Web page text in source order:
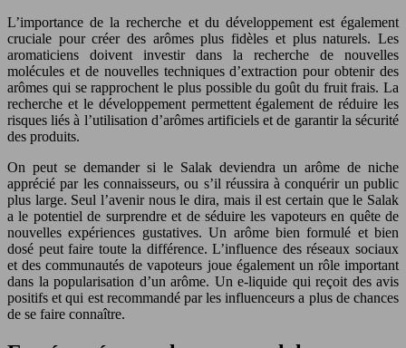
L’importance de la recherche et du développement est également
cruciale pour créer des arômes plus fidèles et plus naturels. Les
aromaticiens doivent investir dans la recherche de nouvelles
molécules et de nouvelles techniques d’extraction pour obtenir des
arômes qui se rapprochent le plus possible du goût du fruit frais. La
recherche et le développement permettent également de réduire les
risques liés à l’utilisation d’arômes artificiels et de garantir la sécurité
des produits.
On peut se demander si le Salak deviendra un arôme de niche
apprécié par les connaisseurs, ou s’il réussira à conquérir un public
plus large. Seul l’avenir nous le dira, mais il est certain que le Salak
a le potentiel de surprendre et de séduire les vapoteurs en quête de
nouvelles expériences gustatives. Un arôme bien formulé et bien
dosé peut faire toute la différence. L’influence des réseaux sociaux
et des communautés de vapoteurs joue également un rôle important
dans la popularisation d’un arôme. Un e-liquide qui reçoit des avis
positifs et qui est recommandé par les influenceurs a plus de chances
de se faire connaître.